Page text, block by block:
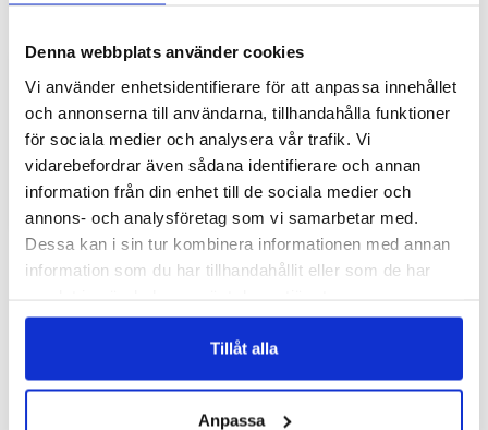
Denna webbplats använder cookies
Vi använder enhetsidentifierare för att anpassa innehållet
och annonserna till användarna, tillhandahålla funktioner
för sociala medier och analysera vår trafik. Vi
vidarebefordrar även sådana identifierare och annan
information från din enhet till de sociala medier och
annons- och analysföretag som vi samarbetar med.
Dessa kan i sin tur kombinera informationen med annan
information som du har tillhandahållit eller som de har
Tillåt alla
Anpassa
Add to list of
iPhone 16 Custom Wallet
Case - AWAKEN - Butterfly
Pink
349 SEK
ADD TO
iPhone 16 Custom Wallet
Case - Pattern Name
349 SEK
ADD TO